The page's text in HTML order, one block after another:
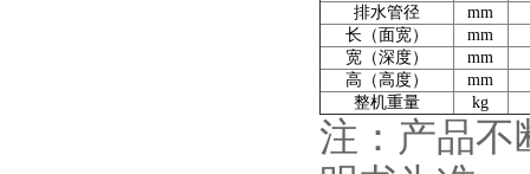
排水管径
mm
长（面宽）
mm
宽（深度）
mm
高（高度）
mm
整机重量
kg
注：产品不